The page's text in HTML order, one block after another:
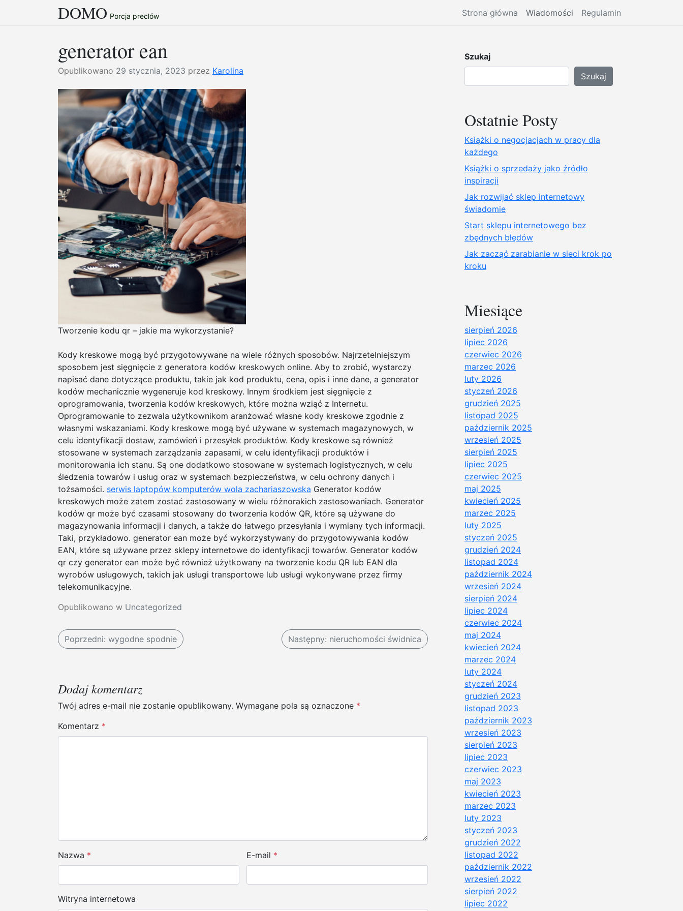
DOMO Porcja preclów Strona główna Wiadomości Regulamin
generator ean
Opublikowano 29 stycznia, 2023 przez Karolina
Tworzenie kodu qr – jakie ma wykorzystanie?
Kody kreskowe mogą być przygotowywane na wiele różnych sposobów. Najrzetelniejszym
sposobem jest sięgnięcie z generatora kodów kreskowych online. Aby to zrobić, wystarczy
napisać dane dotyczące produktu, takie jak kod produktu, cena, opis i inne dane, a generator
kodów mechanicznie wygeneruje kod kreskowy. Innym środkiem jest sięgnięcie z
oprogramowania, tworzenia kodów kreskowych, które można wziąć z Internetu.
Oprogramowanie to zezwala użytkownikom aranżować własne kody kreskowe zgodnie z
własnymi wskazaniami. Kody kreskowe mogą być używane w systemach magazynowych, w
celu identyfikacji dostaw, zamówień i przesyłek produktów. Kody kreskowe są również
stosowane w systemach zarządzania zapasami, w celu identyfikacji produktów i
monitorowania ich stanu. Są one dodatkowo stosowane w systemach logistycznych, w celu
śledzenia towarów i usług oraz w systemach bezpieczeństwa, w celu ochrony danych i
tożsamości. serwis laptopów komputerów wola zachariaszowska Generator kodów
kreskowych może zatem zostać zastosowany w wielu różnorakich zastosowaniach. Generator
kodów qr może być czasami stosowany do tworzenia kodów QR, które są używane do
magazynowania informacji i danych, a także do łatwego przesyłania i wymiany tych informacji.
Taki, przykładowo. generator ean może być wykorzystywany do przygotowywania kodów
EAN, które są używane przez sklepy internetowe do identyfikacji towarów. Generator kodów
qr czy generator ean może być również użytkowany na tworzenie kodu QR lub EAN dla
wyrobów usługowych, takich jak usługi transportowe lub usługi wykonywane przez firmy
telekomunikacyjne.
Opublikowano w Uncategorized
N
i
g
a
i
s
u
Poprzedni: wygodne spodnie Następny: nieruchomości świdnica
Dodaj komentarz
Twój adres e-mail nie zostanie opublikowany. Wymagane pola są oznaczone *
Komentarz *
Nazwa * E-mail *
Witryna internetowa
Szukaj
Szukaj
Ostatnie Posty
Książki o negocjacjach w pracy dla
każdego
Książki o sprzedaży jako źródło
inspiracji
Jak rozwijać sklep internetowy
świadomie
Start sklepu internetowego bez
zbędnych błędów
Jak zacząć zarabianie w sieci krok po
kroku
Miesiące
sierpień 2026
lipiec 2026
czerwiec 2026
marzec 2026
luty 2026
styczeń 2026
grudzień 2025
listopad 2025
październik 2025
wrzesień 2025
sierpień 2025
lipiec 2025
czerwiec 2025
maj 2025
kwiecień 2025
marzec 2025
luty 2025
styczeń 2025
grudzień 2024
listopad 2024
październik 2024
wrzesień 2024
sierpień 2024
lipiec 2024
czerwiec 2024
maj 2024
kwiecień 2024
marzec 2024
luty 2024
styczeń 2024
grudzień 2023
listopad 2023
październik 2023
wrzesień 2023
sierpień 2023
lipiec 2023
czerwiec 2023
maj 2023
kwiecień 2023
marzec 2023
luty 2023
styczeń 2023
grudzień 2022
listopad 2022
październik 2022
wrzesień 2022
sierpień 2022
lipiec 2022